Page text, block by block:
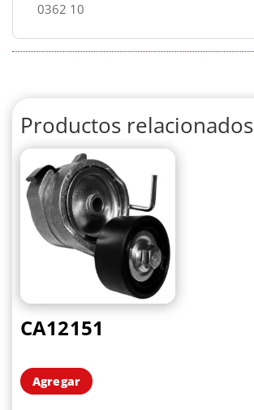
0362 10
Productos relacionados
CA12151
Agregar